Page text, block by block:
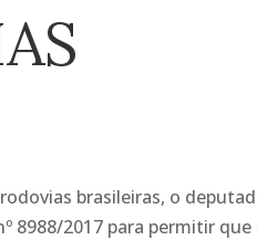
brasileiras, o
8988/2017 para permitir